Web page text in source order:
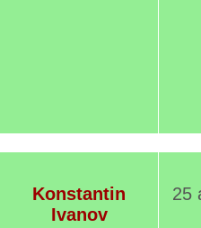
Konstantin
Ivanov
25